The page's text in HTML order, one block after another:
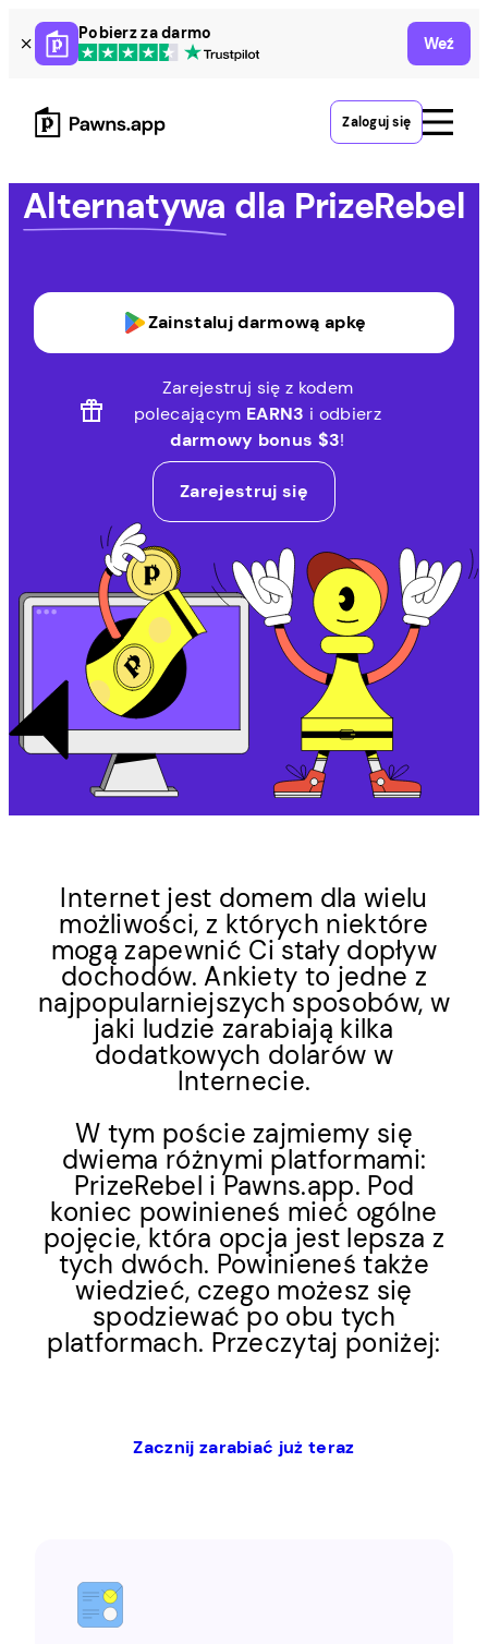
Skip
to
content
Pobierz za darmo
Weź
Zaloguj się
Alternatywa dla PrizeRebel
Zainstaluj darmową apkę
Zarejestruj się z kodem
polecającym EARN3 i odbierz
darmowy bonus $3!
Zarejestruj się
Internet jest domem dla wielu
możliwości, z których niektóre
mogą zapewnić Ci stały dopływ
dochodów. Ankiety to jedne z
najpopularniejszych sposobów, w
jaki ludzie zarabiają kilka
dodatkowych dolarów w
Internecie.
W tym poście zajmiemy się
dwiema różnymi platformami:
PrizeRebel i Pawns.app. Pod
koniec powinieneś mieć ogólne
pojęcie, która opcja jest lepsza z
tych dwóch. Powinieneś także
wiedzieć, czego możesz się
spodziewać po obu tych
platformach. Przeczytaj poniżej:
Zacznij zarabiać już teraz